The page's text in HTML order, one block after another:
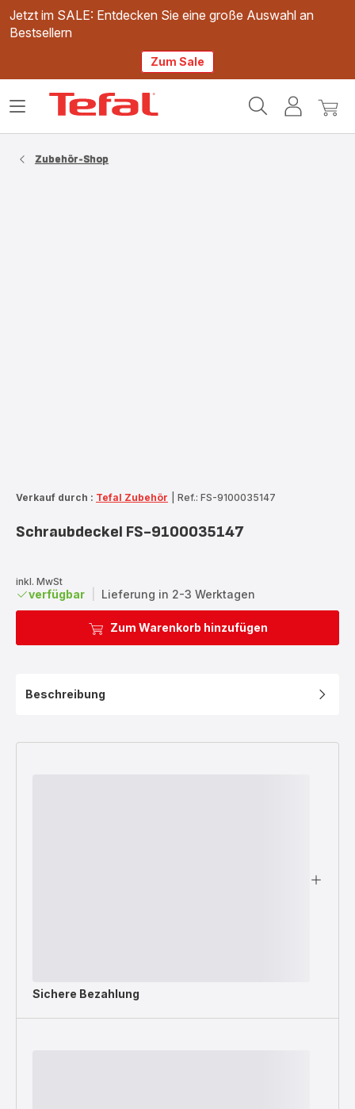
Jetzt im SALE: Entdecken Sie eine große Auswahl an
Bestsellern
Zum Sale
Mein
Mein
Das
Zubehör-Shop
Verkauf durch : Tefal Zubehör Ref.: FS-9100035147
Schraubdeckel FS-9100035147
inkl. MwSt
verfügbar Lieferung in 2-3 Werktagen
Zum Warenkorb hinzufügen
Beschreibung
Sichere Bezahlung